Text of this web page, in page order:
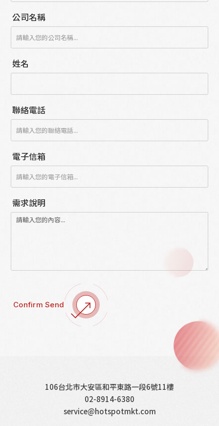
公司名稱
姓名
聯絡電話
電子信箱
需求說明
Confirm Send
106台北市大安區和平東路一段6號11樓
02-8914-6380
service@hotspotmkt.com